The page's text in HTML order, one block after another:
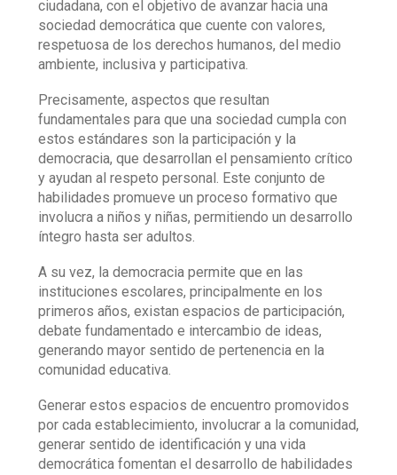
ciudadana, con el objetivo de avanzar hacia una
sociedad democrática que cuente con valores,
respetuosa de los derechos humanos, del medio
ambiente, inclusiva y participativa.
Precisamente, aspectos que resultan
fundamentales para que una sociedad cumpla con
estos estándares son la participación y la
democracia, que desarrollan el pensamiento crítico
y ayudan al respeto personal. Este conjunto de
habilidades promueve un proceso formativo que
involucra a niños y niñas, permitiendo un desarrollo
íntegro hasta ser adultos.
A su vez, la democracia permite que en las
instituciones escolares, principalmente en los
primeros años, existan espacios de participación,
debate fundamentado e intercambio de ideas,
generando mayor sentido de pertenencia en la
comunidad educativa.
Generar estos espacios de encuentro promovidos
por cada establecimiento, involucrar a la comunidad,
generar sentido de identificación y una vida
democrática fomentan el desarrollo de habilidades